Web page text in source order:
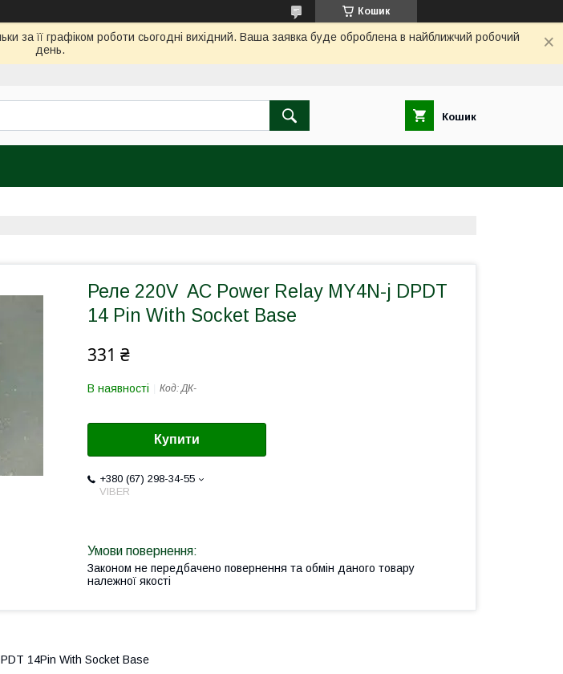
Кошик
за її графіком роботи сьогодні вихідний. Ваша заявка буде оброблена в найближчий робочий
день.
Кошик
Реле 220V AC Power Relay MY4N-j DPDT
14 Pin With Socket Base
331 ₴
В наявності Код:ДК-
Купити
+380 (67) 298-34-55
VIBER
Законом не передбачено повернення та обмін даного товару
належної якості
14Pin With Socket Base